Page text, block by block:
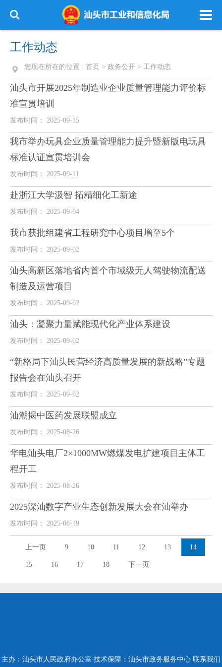
工作动态
您现在所在的位置 : 首页 > 政务公开 > 工作动态
汕头市开展2025年制造业企业质量管理能力评价标
准宣贯培训
发布时间： 2025-09-15
我市举办玩具企业质量管理能力提升暨新版电玩具
标准认证宣贯培训会
发布时间： 2025-09-11
赴浙江大学汲智 拓精细化工新途
发布时间： 2025-09-04
我市获批组建省工程研究中心项目增至5个
发布时间： 2025-09-02
汕头高新区落地省内首个市域级无人驾驶物流配送
制造及运营项目
发布时间： 2025-09-02
汕头：凝聚力量赋能现代化产业体系建设
发布时间： 2025-09-02
“新格局下汕头民营经济高质量发展的新战略”专题
报告会在汕头召开
发布时间： 2025-09-02
汕潮揭中医药发展联盟成立
发布时间： 2025-08-26
华电汕头电厂2×1000MW燃煤发电扩建项目主体工
程开工
发布时间： 2025-08-26
2025深汕数字产业生态创新发展大会在汕举办
发布时间： 2025-08-19
上一页 9 10 11 12 13 14
15 16 17 18 下一页
主办：汕头市人民政府办公室 技术保障：汕头市政务服务中心 联系我们